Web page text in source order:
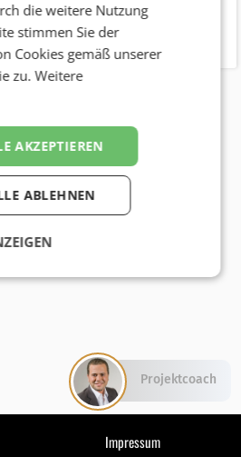
Impressum
die weitere Nutzung
stimmen Sie der
Cookies gemäß unserer
zu.Weitere
AKZEPTIEREN
ABLEHNEN
Projektcoach